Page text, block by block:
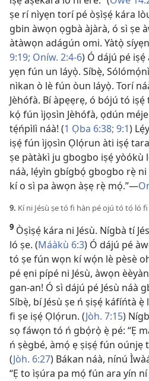
ṣe rí nìyẹn torí pé òṣìṣẹ́ kára
gbin àwọn ọgbà àjàrà, ó sì ṣe
àtàwọn adágún omi. Yàtọ̀
9:19; Oníw. 2:4-6) Ó dájú pé
yẹn fún un láyọ̀. Síbẹ̀,
nìkan ò lè fún òun láyọ̀. Torí
Jèhófà. Bí àpẹẹrẹ, ó bójú tó
kọ́ fún ìjọsìn Jèhófà, ọdún
tẹ́ńpìlì náà! (1 Ọba 6:38; 9:1)
iṣẹ́ fún ìjọsìn Ọlọ́run àti iṣẹ́
ṣe pàtàkì ju gbogbo iṣẹ́ yòókù
náà, lẹ́yìn gbígbọ́ gbogbo rẹ̀
kí o sì pa àwọn àṣẹ rẹ̀ mọ́.”​—
9. Kí ni Jésù ṣe tó fi hàn pé ojú tó tọ́ ló
9 Òṣìṣẹ́ kára ni Jésù. Nígbà tí
ló ṣe. (Máàkù 6:3) Ó dájú pé
tó ṣe fún wọn kí wọ́n lè pèsè
pé ẹni pípé ni Jésù, àwọn
gan-an! Ó sì dájú pé Jésù náà
Síbẹ̀, bí Jésù ṣe ń ṣiṣẹ́ káfíńtà
fi ṣe iṣẹ́ Ọlọ́run. (Jòh. 7:15)
sọ fáwọn tó ń gbọ́rọ̀ ẹ̀ pé: “Ẹ
ń ṣègbé, àmọ́ ẹ ṣiṣẹ́ fún oúnjẹ
(Jòh. 6:27) Bákan náà, nínú
“Ẹ to ìṣúra pa mọ́ fún ara yín